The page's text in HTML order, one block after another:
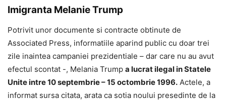
Imigranta Melanie Trump
Potrivit unor documente si contracte obtinute de
Associated Press, informatiile aparind public cu doar trei
zile inaintea campaniei prezidentiale – dar care nu au avut
efectul scontat -, Melania Trump a lucrat ilegal in Statele
Unite intre 10 septembrie – 15 octombrie 1996. Actele, a
informat sursa citata, arata ca sotia noului presedinte de la